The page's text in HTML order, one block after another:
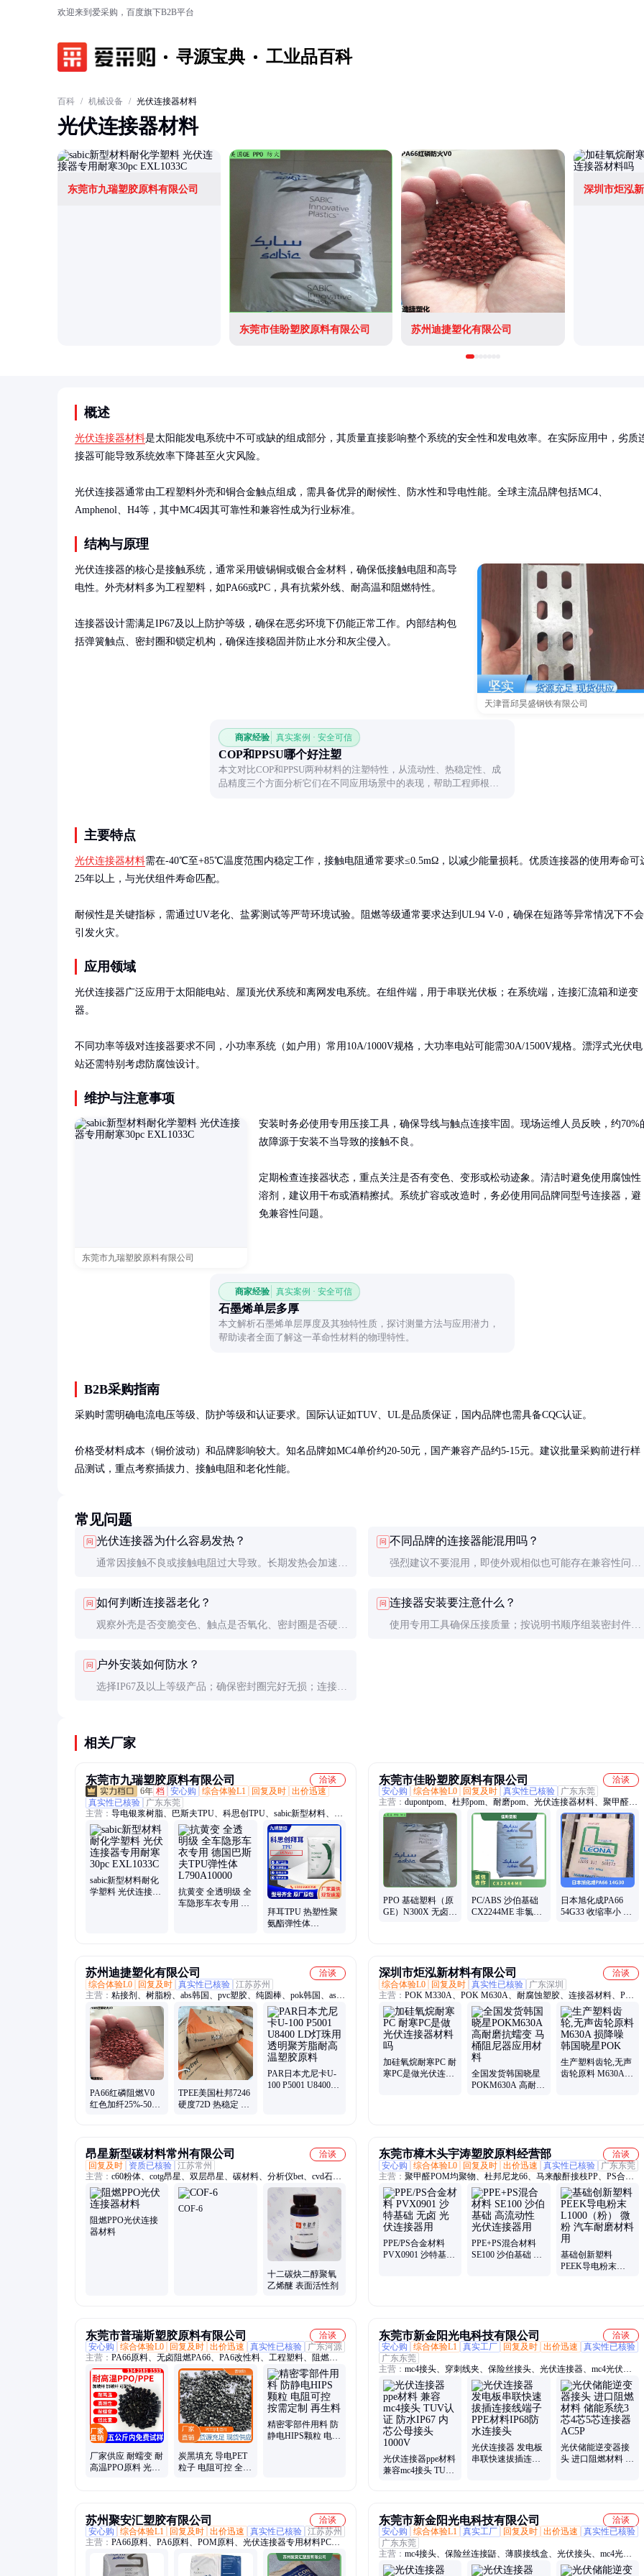
欢迎来到爱采购，百度旗下B2B平台
寻源宝典 工业品百科
百科 / 机械设备 / 光伏连接器材料
光伏连接器材料
东莞市九瑞塑胶原料有限公司
东莞市佳盼塑胶原料有限公司 苏州迪捷塑化有限公司
深圳市炬泓
概述
光伏连接器材料是太阳能发电系统中不可或缺的组成部分，其质量直接影响整个系统的安全性和发电效率。在实际应用中，劣质
接器可能导致系统效率下降甚至火灾风险。
光伏连接器通常由工程塑料外壳和铜合金触点组成，需具备优异的耐候性、防水性和导电性能。全球主流品牌包括MC4、
Amphenol、H4等，其中MC4因其可靠性和兼容性成为行业标准。
结构与原理
天津晋邱昊盛钢铁有限公司
光伏连接器的核心是接触系统，通常采用镀锡铜或银合金材料，确保低接触电阻和高导
电性。外壳材料多为工程塑料，如PA66或PC，具有抗紫外线、耐高温和阻燃特性。
连接器设计需满足IP67及以上防护等级，确保在恶劣环境下仍能正常工作。内部结构包
括弹簧触点、密封圈和锁定机构，确保连接稳固并防止水分和灰尘侵入。
商家经验 真实案例 · 安全可信
COP和PPSU哪个好注塑
本文对比COP和PPSU两种材料的注塑特性，从流动性、热稳定性、成
品精度三个方面分析它们在不同应用场景中的表现，帮助工程师根据
主要特点
光伏连接器材料需在-40℃至+85℃温度范围内稳定工作，接触电阻通常要求≤0.5mΩ，以减少能量损耗。优质连接器的使用寿命可
25年以上，与光伏组件寿命匹配。
耐候性是关键指标，需通过UV老化、盐雾测试等严苛环境试验。阻燃等级通常要求达到UL94 V-0，确保在短路等异常情况下不会
引发火灾。
应用领域
光伏连接器广泛应用于太阳能电站、屋顶光伏系统和离网发电系统。在组件端，用于串联光伏板；在系统端，连接汇流箱和逆变
器。
不同功率等级对连接器要求不同，小功率系统（如户用）常用10A/1000V规格，大功率电站可能需30A/1500V规格。漂浮式光伏电
站还需特别考虑防腐蚀设计。
维护与注意事项
东莞市九瑞塑胶原料有限公司
安装时务必使用专用压接工具，确保导线与触点连接牢固。现场运维人员反映，约70%
故障源于安装不当导致的接触不良。
定期检查连接器状态，重点关注是否有变色、变形或松动迹象。清洁时避免使用腐蚀性
溶剂，建议用干布或酒精擦拭。系统扩容或改造时，务必使用同品牌同型号连接器，避
免兼容性问题。
商家经验 真实案例 · 安全可信
石墨烯单层多厚
本文解析石墨烯单层厚度及其独特性质，探讨测量方法与应用潜力，
帮助读者全面了解这一革命性材料的物理特性。
B2B采购指南
采购时需明确电流电压等级、防护等级和认证要求。国际认证如TUV、UL是品质保证，国内品牌也需具备CQC认证。
价格受材料成本（铜价波动）和品牌影响较大。知名品牌如MC4单价约20-50元，国产兼容产品约5-15元。建议批量采购前进行样
品测试，重点考察插拔力、接触电阻和老化性能。
常见问题
问 光伏连接器为什么容易发热？
通常因接触不良或接触电阻过大导致。长期发热会加速老
问 不同品牌的连接器能混用吗？
强烈建议不要混用，即使外观相似也可能存在兼容性问
问 如何判断连接器老化？
观察外壳是否变脆变色、触点是否氧化、密封圈是否硬
问 连接器安装要注意什么？
使用专用工具确保压接质量；按说明书顺序组装密封件；
问 户外安装如何防水？
选择IP67及以上等级产品；确保密封圈完好无损；连接后
相关厂家
东莞市九瑞塑胶原料有限公司
洽谈
6年 档 安心购 综合体验L1 回复及时 出价迅速
真实性已核验
广东东莞
主营： 导电银浆树脂、巴斯夫TPU、科思创TPU、sabic新型材料、亨
斯迈TPU、路博润TPU、peek薄膜、peek网布、高温尼龙、高温pc、
油墨树脂、PPSU
sabic新型材料耐化
学塑料 光伏连接器
抗黄变 全透明级 全
车隐形车衣专用 德
拜耳TPU 热塑性聚
氨酯弹性体
东莞市佳盼塑胶原料有限公司
洽谈
安心购
综合体验L0 回复及时 真实性已核验
广东东莞
主营： dupontpom、杜邦pom、耐磨pom、光伏连接器材料、聚甲醛、
pomgh-25d、润滑剂、增韧pom、pomlw90f2、pomm90-44、pomtc-
20l、pomlw90s2、pphg820mo、增强pom、黄卡sgs、pom密度、pomtr-
10d、pa6塑胶、pom润滑、pom塑胶、pomuv270z、杜邦900d、杜邦
900p、伽马线pp、celconuv90z、耐侯性pom
PPO 基础塑料（原
GE）N300X 无卤阻
PC/ABS 沙伯基础
CX2244ME 非氯非
日本旭化成PA66
54G33 收缩率小 运
苏州迪捷塑化有限公司
洽谈
综合体验L0
回复及时 真实性已核验 江苏苏州
主营： 粘接剂、树脂粉、abs韩国、pvc塑胶、纯圆棒、pok韩国、asa
韩国、加铁氟龙、ppa长碳纤、abs合金料、纤导电pom、pa6长碳纤、
长纤塑料、紫外线pok、塑料颗粒、分子pe粉末、韩国lg塑料、加石墨
填充、食品级树脂、灰黑色塑料、导电防静电、防静电塑料、酰亚胺
棒材、聚酰亚胺树脂、抗紫外线塑胶
PA66红磷阻燃V0
红色加纤25%-50%
TPEE美国杜邦7246
硬度72D 热稳定 医
PAR日本尤尼卡U-
100 P5001 U8400
深圳市炬泓新材料有限公司
洽谈
综合体验L0
回复及时 真实性已核验
广东深圳
主营： POK M330A、POK M630A、耐腐蚀塑胶、连接器材料、POK
加纤
加硅氧烷耐寒PC 耐
寒PC是做光伏连接
全国发货韩国晓星
POKM630A 高耐磨
生产塑料齿轮,无声
齿轮原料 M630A
昂星新型碳材料常州有限公司
洽谈
回复及时
资质已核验 江苏常州
主营： c60粉体、cotg昂星、双层昂星、碳材料、分析仪bet、cvd石墨
烯、单层昂星、3d多层独立、电位分析仪、富勒醇昂星、双层石墨
烯、石墨烯昂星、油橄榄油荷、石墨烯粉体、荧光光谱仪、工业熔喷
布、氧化石墨烯、氟化石墨烯、石墨烯薄膜、石墨烯浆料、水分测定
仪、单层石墨烯、辅助激光解、水凝胶原液、漫反射测试昂
阻燃PPO光伏连接
器材料
COF-6
十二碳炔二醇聚氧
乙烯醚 表面活性剂
东莞市樟木头宇涛塑胶原料经营部
洽谈
安心购
综合体验L0 回复及时 出价迅速 真实性已核验
广东东莞
主营： 聚甲醛POM均聚物、杜邦尼龙66、马来酸酐接枝PP、PS合金
材料、陶氏聚合物改性剂、PTFE微粉、聚四氟乙烯乳液、汽车密封
条TPV、ptw增韧剂、塞拉尼斯TPV、东岳 ETFE、马来酸酐接枝、增
强POM、PVDC水性分散体、PPS喷涂粉、耐高温PA12粉、改性
PEEK粉末、矿物增强PA66、尼龙66颗粒、增韧剂PTW、TPX塑料、
PEI粉末、PPS塑胶原料、增强塑料、粘合剂
PPE/PS合金材料
PVX0901 沙特基础
PPE+PS混合材料
SE100 沙伯基础 高
基础创新塑料
PEEK导电粉末
东莞市普瑞斯塑胶原料有限公司
洽谈
安心购
综合体验L0 回复及时 出价迅速 真实性已核验
广东河源
主营： PA66原料、无卤阻燃PA66、PA6改性料、工程塑料、阻燃
PA66、改性塑料、改性尼龙、特种塑料、PEEK原料、PPS原料、
PA6原料、TPEE塑料、PEI改性料、TPE、TPU、导电防静电塑料、
PEEK板棒、PEI板棒、铁氟龙原料、3D打印耗材、PSU、PPSU、
PES、PEEK粉末、导电塑料
厂家供应 耐蠕变 耐
高温PPO原料 光伏
炭黑填充 导电PET
粒子 电阻可控 全新
精密零部件用料 防
静电HIPS颗粒 电阻
东莞市新金阳光电科技有限公司
洽谈
安心购
综合体验L1 真实工厂 回复及时 出价迅速
真实性已核验
广东东莞
主营： mc4接头、穿刺线夹、保险丝接头、光伏连接器、mc4光伏连
接器、光伏接线盒、光伏直流电缆、光伏直流线、mc4连接器、保险
丝连接器、光伏线束、光伏隔离开关、光伏延长线、光伏线夹、光伏
板接线盒、带线光伏接头、光伏保险丝连接器、光伏接头、mc4光伏
专用接头、光伏直流线接头、光伏mc4接头、光伏板接头、光伏插
头、薄膜接线盒、一转换插头
光伏连接器ppe材料
兼容mc4接头 TUV
光伏连接器 发电板
串联快速拔插连接
光伏储能逆变器接
头 进口阻燃材料 储
苏州聚安汇塑胶有限公司
洽谈
安心购
综合体验L1 回复及时 出价迅速 真实性已核验 江苏苏州
主营： PA66原料、PA6原料、POM原料、光伏连接器专用材料PC、
PA尼龙
东莞市新金阳光电科技有限公司
洽谈
安心购
综合体验L1 真实工厂 回复及时 出价迅速
真实性已核验
广东东莞
主营： mc4接头、保险丝连接鼯、薄膜接线盒、光伏接头、mc4光伏
专用接头、光伏直流线接头、光伏mc4接头、光伏板接头、光伏插